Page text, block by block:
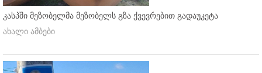
კასპში მეზობელმა მეზობელს გზა ქვევრებით გადაუკეტა
ახალი ამბები